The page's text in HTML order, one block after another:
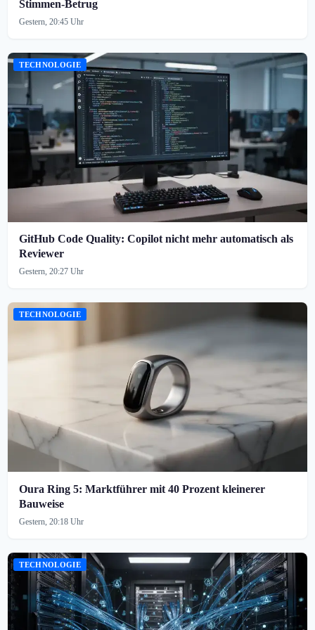
Stimmen-Betrug
Gestern, 20:45 Uhr
TECHNOLOGIE
GitHub Code Quality: Copilot nicht mehr automatisch als
Reviewer
Gestern, 20:27 Uhr
TECHNOLOGIE
Oura Ring 5: Marktführer mit 40 Prozent kleinerer
Bauweise
Gestern, 20:18 Uhr
TECHNOLOGIE